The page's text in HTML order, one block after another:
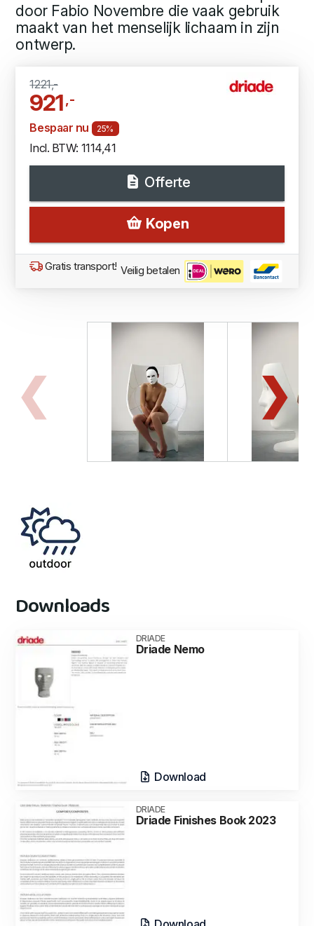
door Fabio Novembre die vaak gebruik
maakt van het menselijk lichaam in zijn
ontwerp.
1221,-
921 ,-
Bespaar nu 25%
Incl. BTW: 1114,41
Offerte
Kopen
Gratis transport! Veilig betalen
Downloads
DRIADE
Driade Nemo
Download
DRIADE
Driade Finishes Book 2023